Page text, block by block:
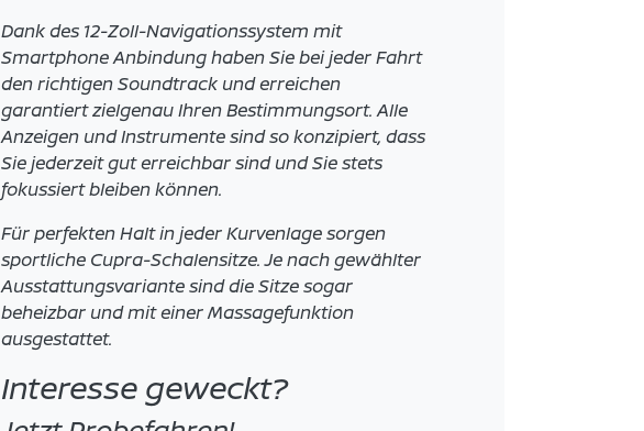
Dank des 12-Zoll-Navigationssystem mit
Smartphone Anbindung haben Sie bei jeder Fahrt
den richtigen Soundtrack und erreichen
garantiert zielgenau Ihren Bestimmungsort. Alle
Anzeigen und Instrumente sind so konzipiert, dass
Sie jederzeit gut erreichbar sind und Sie stets
fokussiert bleiben können.
Für perfekten Halt in jeder Kurvenlage sorgen
sportliche Cupra-Schalensitze. Je nach gewählter
Ausstattungsvariante sind die Sitze sogar
beheizbar und mit einer Massagefunktion
ausgestattet.
Interesse geweckt?